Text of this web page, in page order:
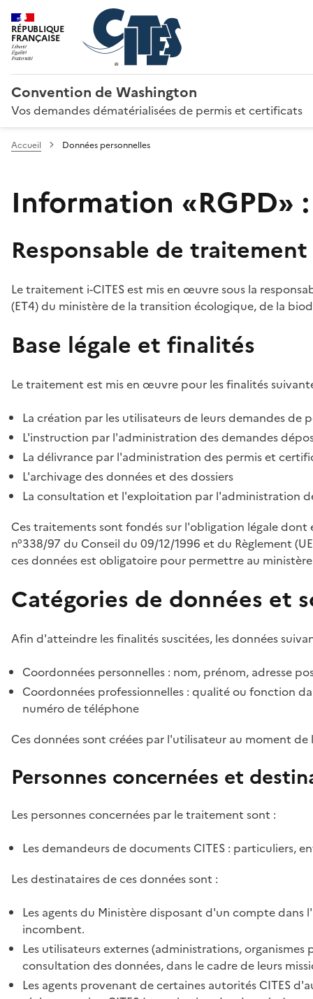
RÉPUBLIQUE
FRANÇAISE
Convention de Washington
Vos demandes dématérialisées de permis et certificats
Accueil Données personnelles
Information «RGPD»
Responsable de traitement
Le traitement i-CITES est mis en œuvre sous la
(ET4) du ministère de la transition écologique, de la
Base légale et finalités
Le traitement est mis en œuvre pour les finalités
La création par les utilisateurs de leurs demandes
L'instruction par l'administration des demandes
La délivrance par l'administration des permis et
L'archivage des données et des dossiers
La consultation et l'exploitation par l'administration
Ces traitements sont fondés sur l'obligation légale
n°338/97 du Conseil du 09/12/1996 et du Règlement
ces données est obligatoire pour permettre au
Catégories de données et
Afin d'atteindre les finalités suscitées, les données
Coordonnées personnelles : nom, prénom, adresse
Coordonnées professionnelles : qualité ou fonction
numéro de téléphone
Ces données sont créées par l'utilisateur au moment
Personnes concernées et
Les personnes concernées par le traitement sont :
Les demandeurs de documents CITES : particuliers,
Les destinataires de ces données sont :
Les agents du Ministère disposant d'un compte
incombent.
Les utilisateurs externes (administrations,
consultation des données, dans le cadre de leurs
Les agents provenant de certaines autorités CITES